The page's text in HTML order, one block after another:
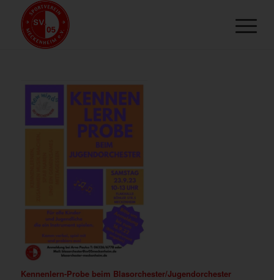
Kennenlern-Probe beim Blasorchester/Jugendorchester